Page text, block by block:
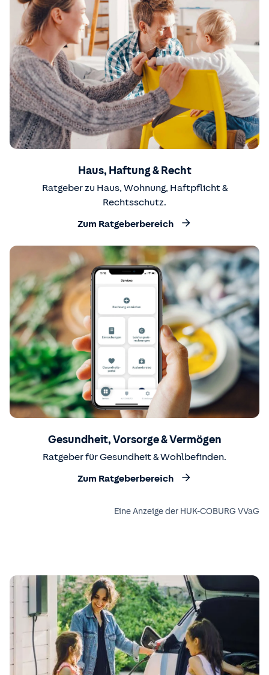
Haus, Haftung & Recht
Ratgeber zu Haus, Wohnung, Haftpflicht &
Rechtsschutz.
Zum Ratgeberbereich
Gesundheit, Vorsorge & Vermögen
Ratgeber für Gesundheit & Wohlbefinden.
Zum Ratgeberbereich
Eine Anzeige der HUK-COBURG VVaG